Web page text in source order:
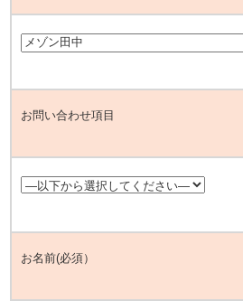
お問い合わせ項目
お名前(必須）